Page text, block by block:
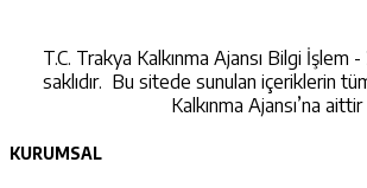
T.C. Trakya Kalkınma Ajansı Bilgi İşlem
saklıdır. Bu sitede sunulan içeriklerin
Kalkınma Ajansı’na aittir
KURUMSAL